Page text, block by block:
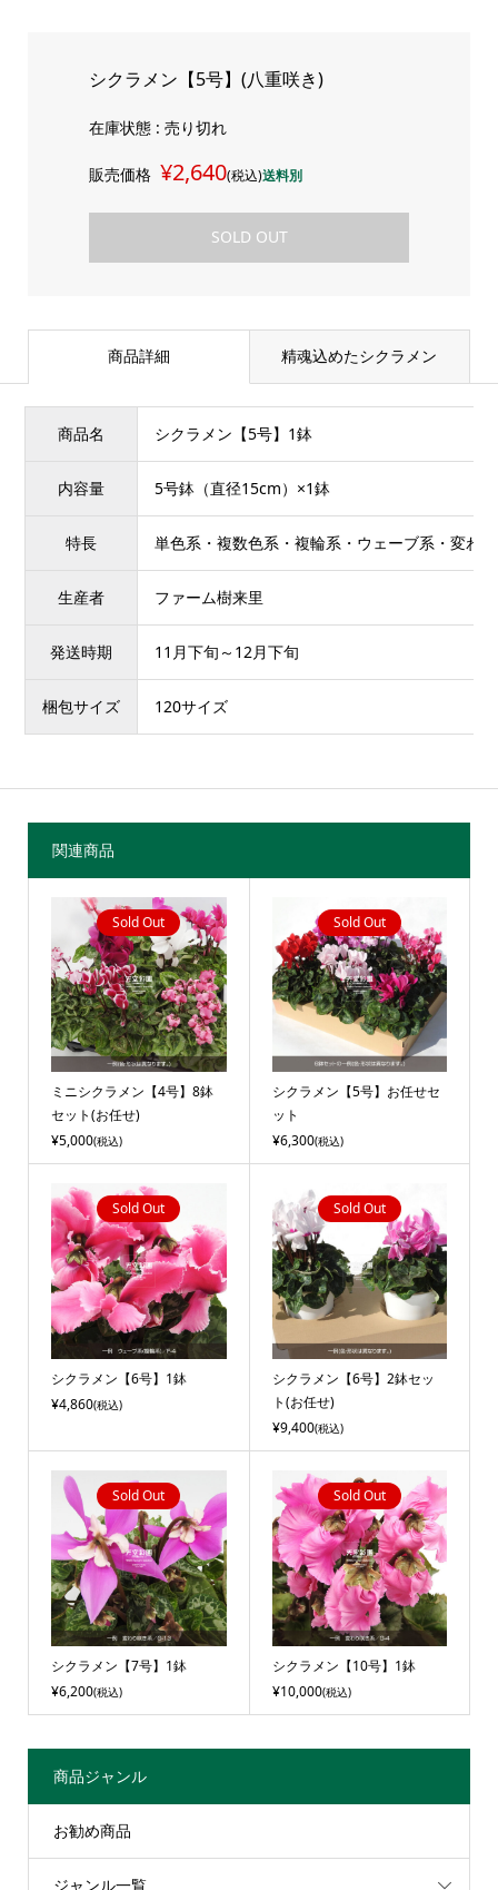
シクラメン【5号】(八重咲き)
在庫状態 : 売り切れ
販売価格 ¥2,640(税込)送料別
SOLD OUT
商品詳細 精魂込めたシクラメン
商品名 シクラメン【5号】1鉢
内容量 5号鉢（直径15cm）×1鉢
特長 単色系・複数色系・複輪系・ウェーブ系・変わ
生産者 ファーム樹来里
発送時期 11月下旬～12月下旬
梱包サイズ 120サイズ
関連商品
Sold Out
ミニシクラメン【4号】8鉢
セット(お任せ)
¥5,000(税込)
Sold Out
シクラメン【5号】お任せセ
ット
¥6,300(税込)
Sold Out
シクラメン【6号】1鉢
¥4,860(税込)
Sold Out
シクラメン【6号】2鉢セッ
ト(お任せ)
¥9,400(税込)
Sold Out
シクラメン【7号】1鉢
¥6,200(税込)
Sold Out
シクラメン【10号】1鉢
¥10,000(税込)
商品ジャンル
お勧め商品
ジャンル一覧